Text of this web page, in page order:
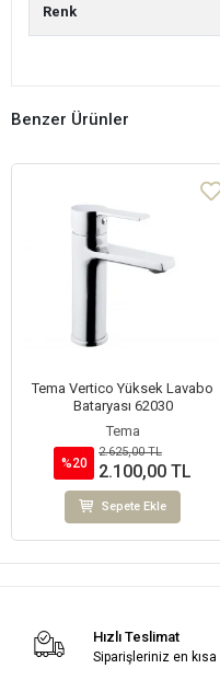
Renk
Benzer Ürünler
Tema Vertico Yüksek Lavabo
Bataryası 62030
Tema
%20
2.625,00 TL
2.100,00 TL
Sepete Ekle
Hızlı Teslimat
Siparişleriniz en